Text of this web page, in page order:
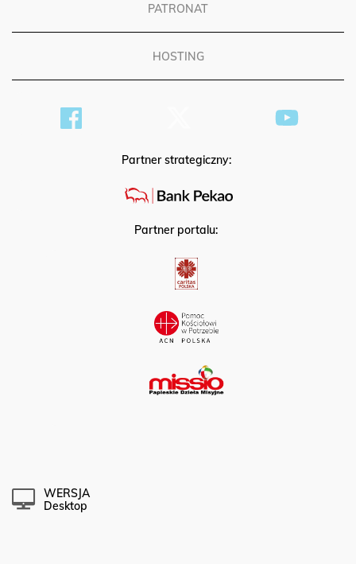
PATRONAT
HOSTING
Partner strategiczny:
Partner portalu:
WERSJA
Desktop